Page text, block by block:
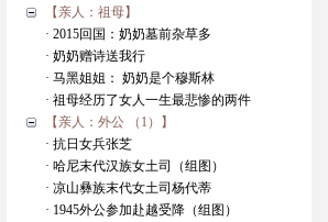
【亲人：祖母】
· 2015回国：奶奶墓前杂草多
· 奶奶赠诗送我行
· 马黑姐姐： 奶奶是个穆斯林
· 祖母经历了女人一生最悲惨的两件
【亲人：外公 （1）】
· 抗日女兵张芝
· 哈尼末代汉族女土司（组图）
· 凉山彝族末代女土司杨代蒂
· 1945外公参加赴越受降（组图）